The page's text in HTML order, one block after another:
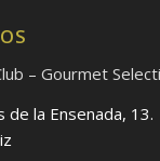
– Gourmet
de la Ensenada, 13.